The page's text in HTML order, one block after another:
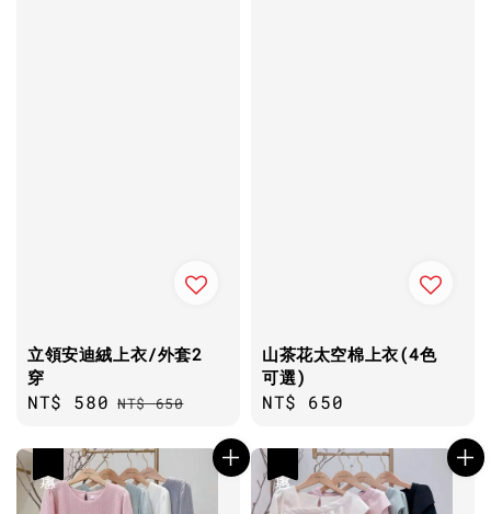
立領安迪絨上衣/外套2
穿
Sale
NT$ 580 Regular
NT$ 650
山茶花太空棉上衣(4色
可選)
Regular
NT$ 650